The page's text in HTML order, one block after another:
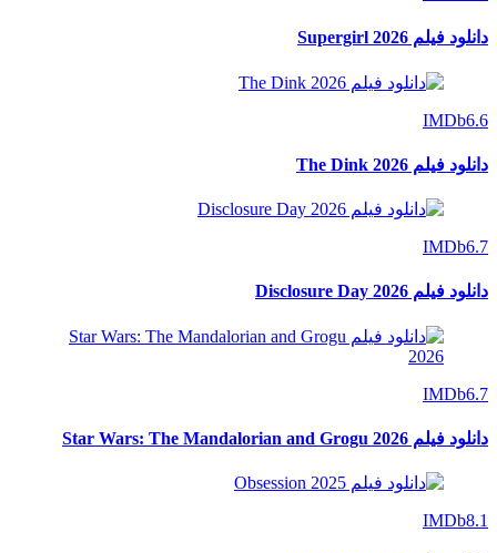
دانلود فیلم Supergirl 2026
IMDb6.6
دانلود فیلم The Dink 2026
IMDb6.7
دانلود فیلم Disclosure Day 2026
IMDb6.7
دانلود فیلم Star Wars: The Mandalorian and Grogu 2026
IMDb8.1